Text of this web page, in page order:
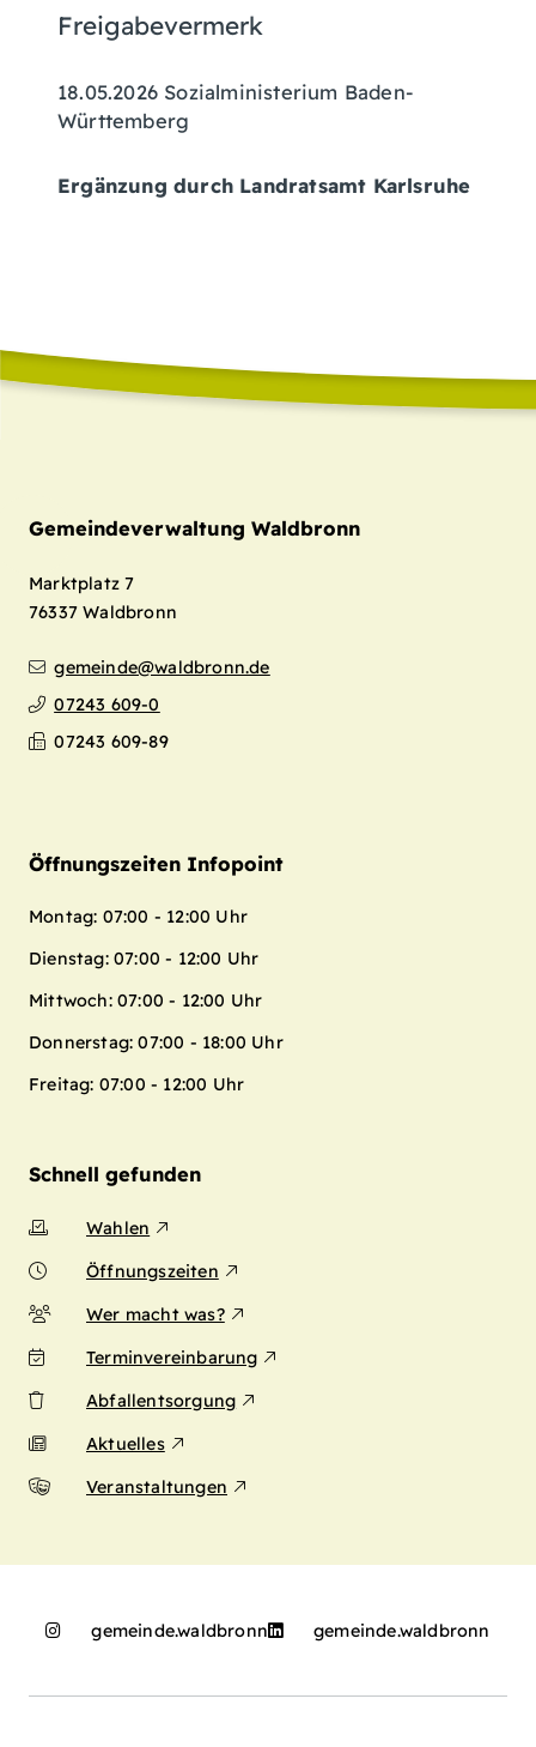
Freigabevermerk
18.05.2026 Sozialministerium Baden-
Württemberg
Ergänzung durch Landratsamt Karlsruhe
Gemeindeverwaltung Waldbronn
Marktplatz 7
76337 Waldbronn
gemeinde@waldbronn.de
07243 609-0
07243 609-89
Öffnungszeiten Infopoint
Montag: 07:00 - 12:00 Uhr
Dienstag: 07:00 - 12:00 Uhr
Mittwoch: 07:00 - 12:00 Uhr
Donnerstag: 07:00 - 18:00 Uhr
Freitag: 07:00 - 12:00 Uhr
Schnell gefunden
Wahlen
Öffnungszeiten
Wer macht was?
Terminvereinbarung
Abfallentsorgung
Aktuelles
Veranstaltungen
gemeinde.waldbronn gemeinde.waldbronn